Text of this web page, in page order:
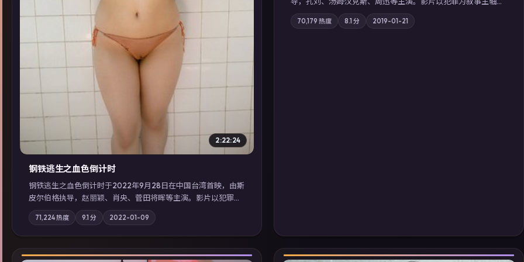
2:22:24
钢铁逃生之血色倒计时
钢铁逃生之血色倒计时于2022年9月28日在中国台湾首映，由斯
皮尔伯格执导，赵丽颖、肖央、菅田将晖等主演。影片以犯罪为
叙事主轴，失踪人口档案牵出跨国灰色产业链；摄影与配乐强化
地域气质；站内亦可通过「国产免费观看高清电视剧在线看」延
展检索同类型高分佳作，畅享高清在线追剧体验。
71,224热度 9.1 分 2022-01-09
边境小镇的平静被一封匿名信彻底打破；摄影与配乐强化地域气
质；站内亦可通过「国产免费观看高清电视剧在线看」延展检索
70,179 热度 8.1 分 2019-01-21